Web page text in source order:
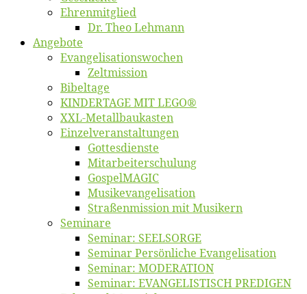
Eh­ren­mit­glied
Dr. Theo Lehmann
An­ge­bo­te
Evangelisa­tions­wo­chen
Zelt­mis­si­on
Bi­bel­ta­ge
KINDERTAGE MIT LEGO®
XXL-Me­­tal­l­­bau­­kas­­ten
Einzelver­an­stal­tungen
Got­tes­diens­te
Mitarbeiter­schulung
Gos­pel­MA­GIC
Musikevan­ge­li­sa­tion
Straßenmis­sion mit Musikern
Se­mi­na­re
Se­mi­nar: SEELSORGE
Se­mi­nar Per­sön­li­che Evangelisation
Se­mi­nar: MODERATION
Se­mi­nar: EVANGELISTISCH PREDIGEN